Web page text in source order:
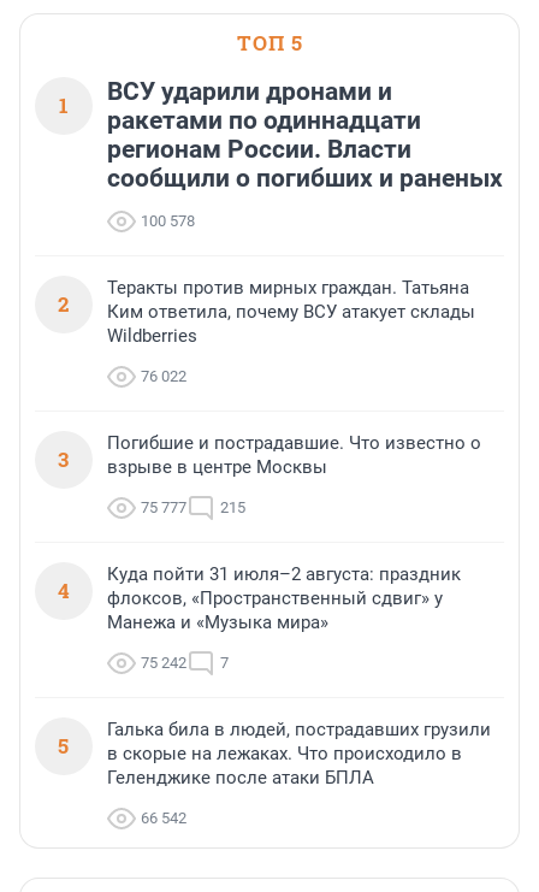
ТОП 5
1
ВСУ ударили дронами и
ракетами по одиннадцати
регионам России. Власти
сообщили о погибших и раненых
100 578
2
Теракты против мирных граждан. Татьяна
Ким ответила, почему ВСУ атакует склады
Wildberries
76 022
3
Погибшие и пострадавшие. Что известно о
взрыве в центре Москвы
75 777 215
4
Куда пойти 31 июля–2 августа: праздник
флоксов, «Пространственный сдвиг» у
Манежа и «Музыка мира»
75 242 7
5
Галька била в людей, пострадавших грузили
в скорые на лежаках. Что происходило в
Геленджике после атаки БПЛА
66 542